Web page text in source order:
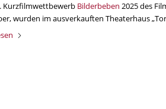
Kurzfilmwettbewerb Bilderbeben 2025 des
wurden im ausverkauften Theaterhaus